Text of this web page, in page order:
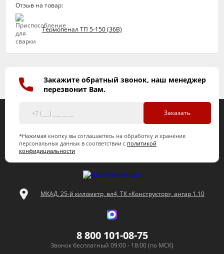
Отзыв на товар:
Термопенал ТП 5-150 (36В)
Закажите обратный звонок, наш менеджер
перезвонит Вам.
Заказать
*Нажимая кнопку вы соглашаетесь на обработку и хранение
персональных данных в соответствии с политикой
конфидициальности
МКАД, 25-й километр, вл4, ТК «Конструктор», ангар 1.10
8 800 101-08-75
Звонок бесплатный 09:00 - 18:00 (по МСК)